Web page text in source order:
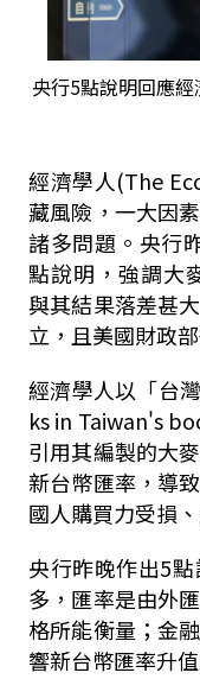
央行5點說明回應
經濟學人(The
藏風險，一大因
諸多問題。央行
點說明，強調大
與其結果落差甚
立，且美國財政
經濟學人以「台
ks in Taiwan's
引用其編製的大
新台幣匯率，導
國人購買力受損
央行昨晚作出5
多，匯率是由外
格所能衡量；金
響新台幣匯率升